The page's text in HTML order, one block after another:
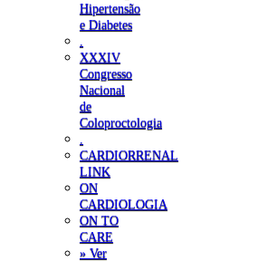
Hipertensão
e Diabetes
XXXIV
Congresso
Nacional
de
Coloproctologia
CARDIORRENAL
LINK
ON
CARDIOLOGIA
ON TO
CARE
» Ver